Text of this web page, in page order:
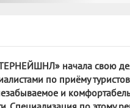
начала свою
по приёму
и